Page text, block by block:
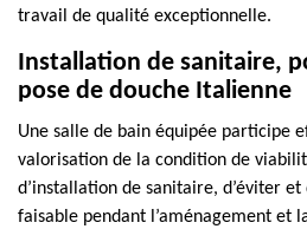
travail de qualité exceptionnelle.
Installation de sanitaire,
pose de douche Italienne
Une salle de bain équipée participe
valorisation de la condition de
d’installation de sanitaire, d’éviter
faisable pendant l’aménagement et